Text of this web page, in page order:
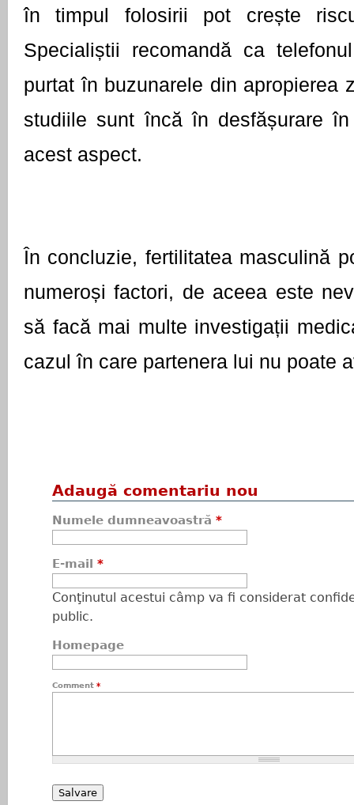
în timpul folosirii pot crește
Specialiștii recomandă ca
purtat în buzunarele din apropierea
studiile sunt încă în desfășurare
acest aspect.
În concluzie, fertilitatea masculină
numeroși factori, de aceea este
să facă mai multe investigații
cazul în care partenera lui nu poate
Adaugă comentariu nou
Numele dumneavoastră *
E-mail *
Conţinutul acestui câmp va fi considerat
public.
Homepage
Comment *